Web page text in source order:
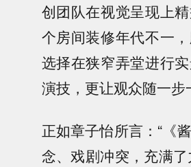
创团队在视觉呈现上
个房间装修年代不一
选择在狭窄弄堂进行
演技，更让观众随一步
正如章子怡所言：“《
念、戏剧冲突，充满